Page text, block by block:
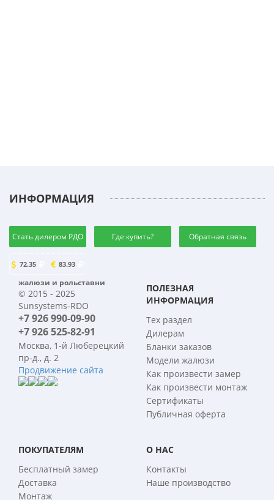
ИНФОРМАЦИЯ
Стать дилером РДО Где купить? Обратная связь
72.35 83.93
жалюзи и рольставни
© 2015 - 2025
Sunsystems-RDO
+7 926 990-09-90
+7 926 525-82-91
Москва, 1-й Люберецкий
пр-д., д. 2
Продвижение сайта
ПОЛЕЗНАЯ
ИНФОРМАЦИЯ
Тех раздел
Дилерам
Бланки заказов
Модели жалюзи
Как произвести замер
Как произвести монтаж
Сертификаты
Публичная оферта
ПОКУПАТЕЛЯМ
Бесплатный замер
Доставка
Монтаж
О НАС
Контакты
Наше производство